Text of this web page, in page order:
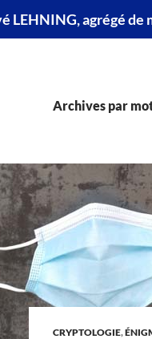
LEHNING, agrégé de
Archives par
CRYPTOLOGIE,